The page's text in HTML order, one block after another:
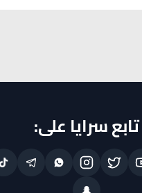
تابع سرايا على: